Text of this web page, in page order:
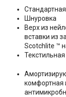
Шнуровка
Верх из
вставки из
Scotchlite ™
комфортная